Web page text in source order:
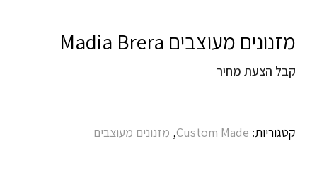
מזנונים מעוצבים Madia Brera
קבל הצעת מחיר
קטגוריות: Custom Made
, מזנונים מעוצבים